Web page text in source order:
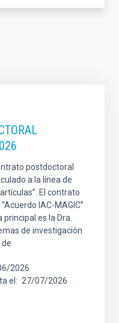
postdoctoral
a la línea de
El contrato
IAC-MAGIC”
es la Dra.
de investigación
2026
el
27/07/2026